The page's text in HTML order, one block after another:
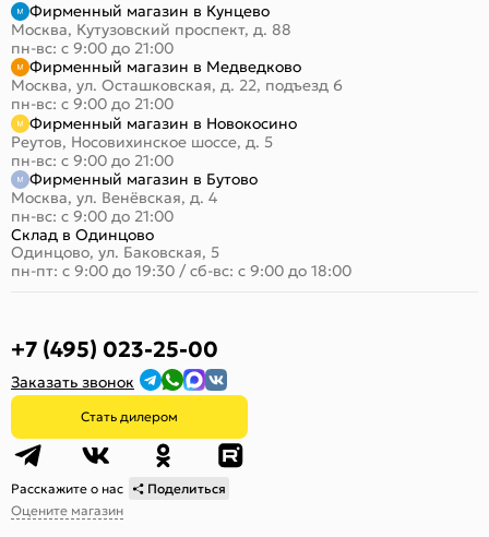
Фирменный магазин в Кунцево
Москва, Кутузовский проспект, д. 88
пн-вс: с 9:00 до 21:00
Фирменный магазин в Медведково
Москва, ул. Осташковская, д. 22, подъезд 6
пн-вс: с 9:00 до 21:00
Фирменный магазин в Новокосино
Реутов, Носовихинское шоссе, д. 5
пн-вс: с 9:00 до 21:00
Фирменный магазин в Бутово
Москва, ул. Венёвская, д. 4
пн-вс: с 9:00 до 21:00
Склад в Одинцово
Одинцово, ул. Баковская, 5
пн-пт: с 9:00 до 19:30 / сб-вс: с 9:00 до 18:00
+7 (495) 023-25-00
Заказать звонок
Стать дилером
Расскажите о нас
Поделиться
Оцените магазин